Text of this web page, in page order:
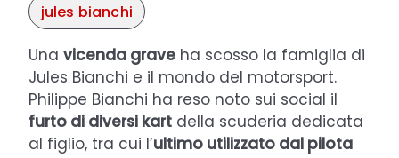
jules bianchi
Una vicenda grave ha scosso la famiglia di
Jules Bianchi e il mondo del motorsport.
Philippe Bianchi ha reso noto sui social il
furto di diversi kart della scuderia dedicata
al figlio, tra cui l’ultimo utilizzato dal pilota